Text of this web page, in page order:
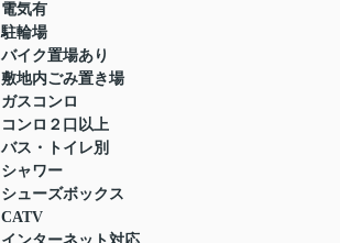
電気有
駐輪場
バイク置場あり
敷地内ごみ置き場
ガスコンロ
コンロ２口以上
バス・トイレ別
シャワー
シューズボックス
CATV